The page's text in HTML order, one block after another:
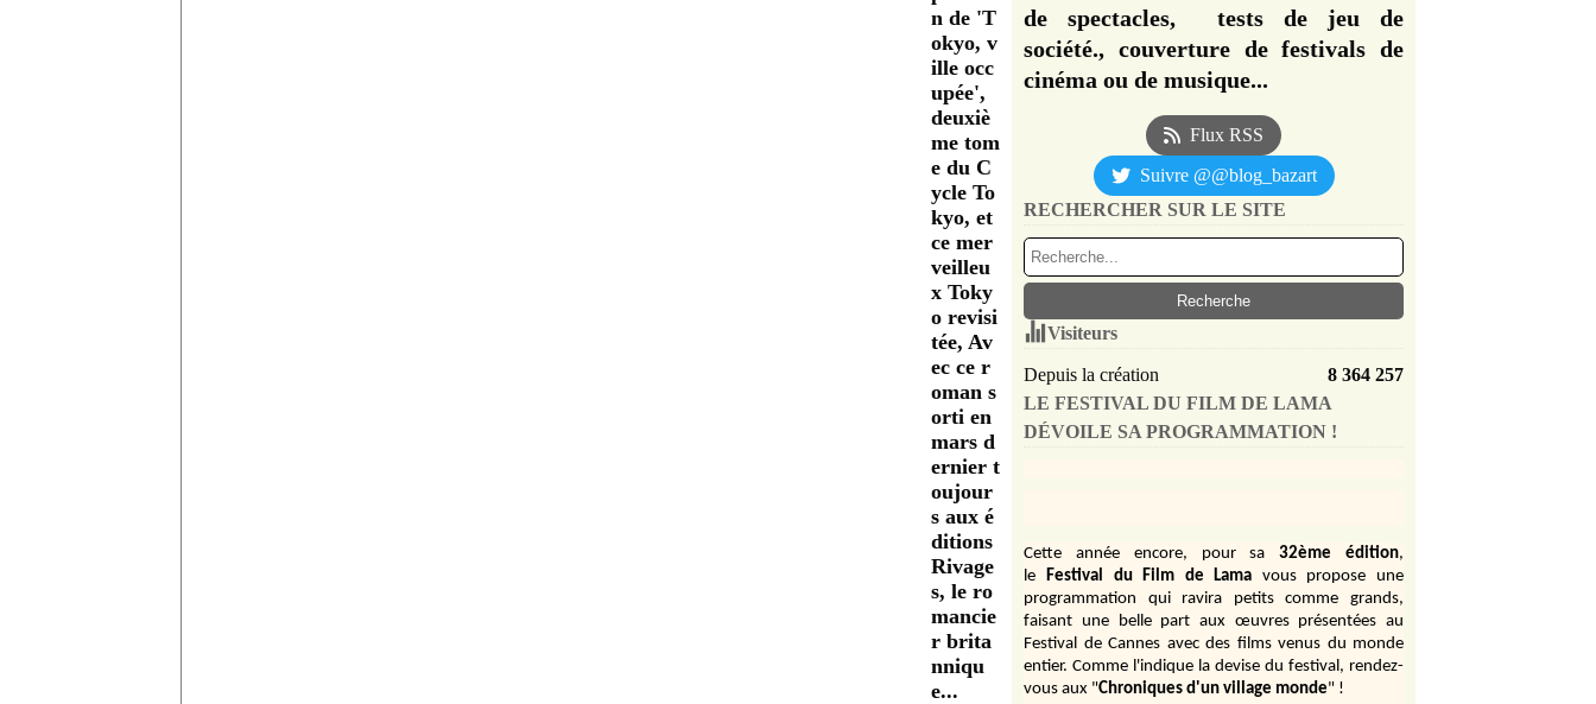
n de 'T
okyo, v
ille occ
upée',
deuxiè
me tom
e du C
ycle To
kyo, et
ce mer
veilleu
x Toky
o revisi
tée, Av
ec ce r
oman s
orti en
mars d
ernier t
oujour
s aux é
ditions
Rivage
s, le ro
mancie
r brita
nniqu
e...
de spectacles, tests de jeu de
société., couverture de festivals de
cinéma ou de musique...
Flux RSS
Suivre @@blog_bazart
RECHERCHER SUR LE SITE
Visiteurs
Depuis la création
8 364 257
LE FESTIVAL DU FILM DE LAMA
DÉVOILE SA PROGRAMMATION !
Cette année encore, pour sa 32ème édition,
le Festival du Film de Lama vous propose une
programmation qui ravira petits comme grands,
faisant une belle part aux œuvres présentées au
Festival de Cannes avec des films venus du monde
entier. Comme l'indique la devise du festival, rendez-
vous aux "Chroniques d'un village monde" !